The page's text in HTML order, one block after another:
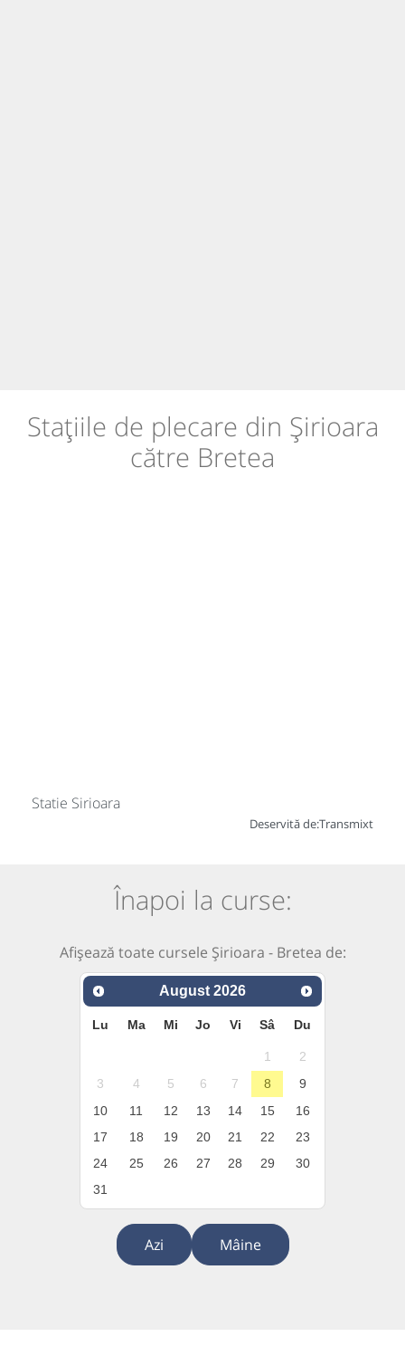
Stațiile de plecare din Șirioara
către Bretea
Statie Sirioara
Deservită de:Transmixt
Înapoi la curse:
Afișează toate cursele Șirioara - Bretea de:
August 2026
Lu Ma Mi Jo Vi Sâ Du
1
2
3
4 5 6 7 8
9
10
11 12 13 14 15
16
17
18 19 20 21 22
23
24
25 26 27 28 29
30
31
Azi Mâine